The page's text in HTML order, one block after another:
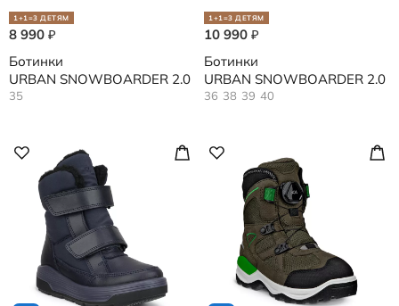
1+1=3 ДЕТЯМ
8 990 ₽
Ботинки
URBAN SNOWBOARDER 2.0
35
1+1=3 ДЕТЯМ
10 990 ₽
Ботинки
URBAN SNOWBOARDER 2.0
36 38 39 40